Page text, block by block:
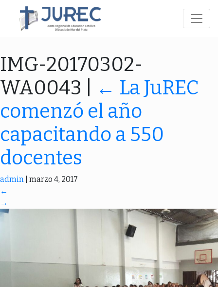
IMG-20170302-
WA0043
← La JuREC
comenzó el año
capacitando a 550
docentes
admin marzo 4, 2017
←
→